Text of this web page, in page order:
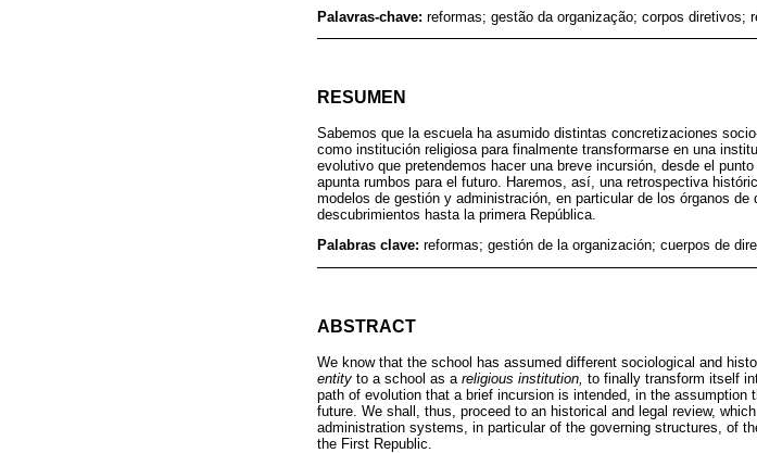
Palavras-chave: reformas; gestão da organização; corpos diretivos;
RESUMEN
Sabemos que la escuela ha asumido distintas concretizaciones
como institución religiosa para finalmente transformarse en una
evolutivo que pretendemos hacer una breve incursión, desde el
apunta rumbos para el futuro. Haremos, así, una retrospectiva
modelos de gestión y administración, en particular de los órganos
descubrimientos hasta la primera República.
Palabras clave: reformas; gestión de la organización; cuerpos de
ABSTRACT
We know that the school has assumed different sociological and
entity to a school as a religious institution, to finally transform itself
path of evolution that a brief incursion is intended, in the
future. We shall, thus, proceed to an historical and legal review,
administration systems, in particular of the governing structures, of
the First Republic.